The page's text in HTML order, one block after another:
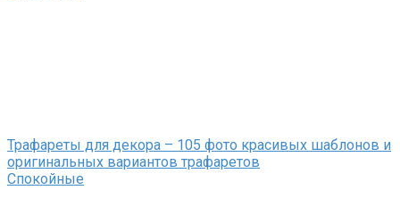
Трафареты для декора – 105 фото красивых шаблонов и
оригинальных вариантов трафаретов
Спокойные